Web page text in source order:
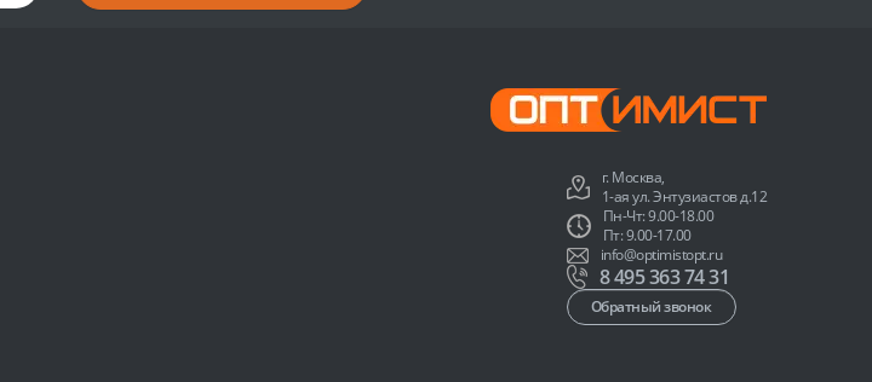
г. Москва,
1-ая ул. Энтузиастов д.12
Пн-Чт: 9.00-18.00
Пт: 9.00-17.00
info@optimistopt.ru
8 495 363 74 31
Обратный звонок